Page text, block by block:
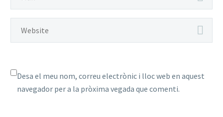
Desa el meu nom, correu electrònic i lloc web en aquest
navegador per a la pròxima vegada que comenti.